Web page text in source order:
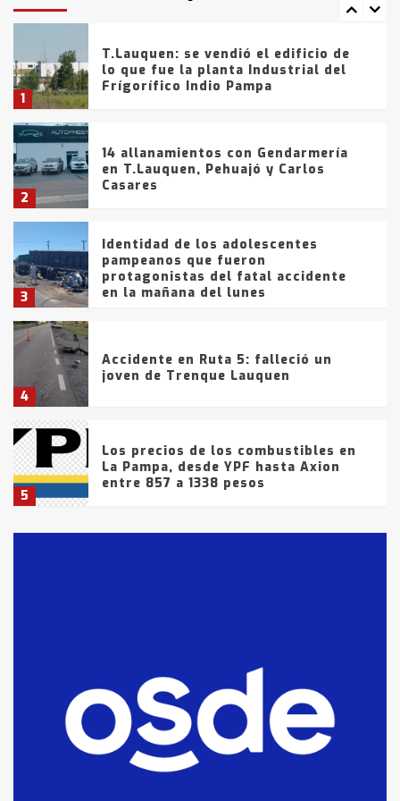
tarde del sábado
1
T.Lauquen: se vendió el edificio de
lo que fue la planta Industrial del
Frígorífico Indio Pampa
2
14 allanamientos con Gendarmería
en T.Lauquen, Pehuajó y Carlos
Casares
3
Identidad de los adolescentes
pampeanos que fueron
protagonistas del fatal accidente
en la mañana del lunes
4
Accidente en Ruta 5: falleció un
joven de Trenque Lauquen
5
Los precios de los combustibles en
La Pampa, desde YPF hasta Axion
entre 857 a 1338 pesos
fueron detenidos por
comercialización de drogas en la
tarde del sábado
T.Lauquen: se vendió el edificio de
lo que fue la planta Industrial del